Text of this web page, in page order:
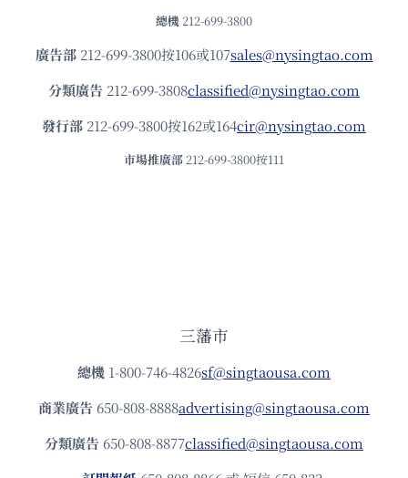
總機 212-699-3800
廣告部212-699-3800按106或107sales@nysingtao.com
分類廣告 212-699-3808classified@nysingtao.com
發⾏部 212-699-3800按162或164cir@nysingtao.com
市場推廣部 212-699-3800按111
三藩市
總機 1-800-746-4826sf@singtaousa.com
商業廣告 650-808-8888advertising@singtaousa.com
分類廣告 650-808-8877classified@singtaousa.com